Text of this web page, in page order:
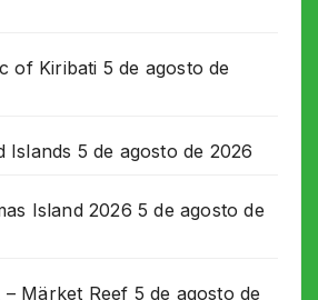
of Kiribati 5 de agosto de
Islands 5 de agosto de 2026
Island 2026 5 de agosto de
– Märket Reef 5 de agosto de